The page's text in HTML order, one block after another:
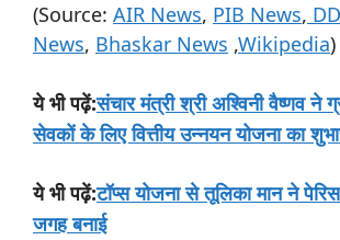
(Source: AIR News, PIB News,
News, Bhaskar News ,Wikipedia)
ये भी पढ़ें:संचार मंत्री श्री अश्विनी वैष्णव ने
सेवकों के लिए वित्तीय उन्नयन योजना का
ये भी पढ़ें:टॉप्स योजना से तूलिका मान ने
जगह बनाई